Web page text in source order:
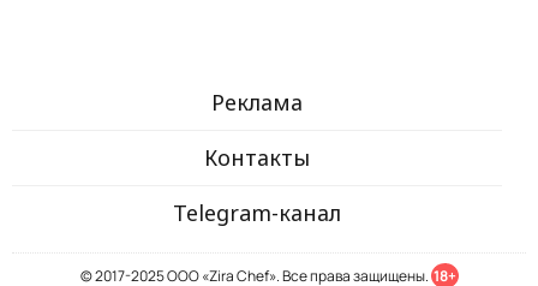
Реклама
Контакты
Telegram-канал
© 2017-2025 ООО «Zira Chef». Все права защищены. 18+